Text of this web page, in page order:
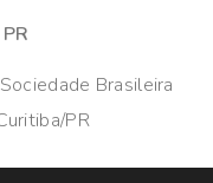
Brasileira
PR